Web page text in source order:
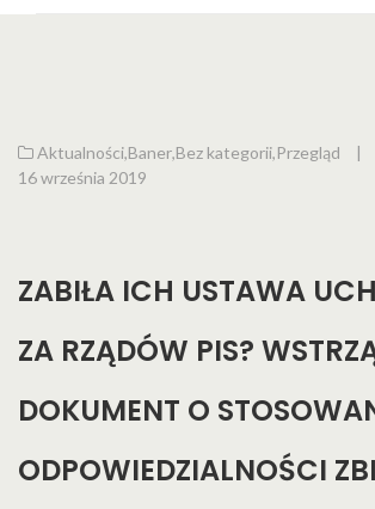
Aktualności,Baner,Bez kategorii,Przegląd
|
16 września 2019
ZABIŁA ICH USTAWA
ZA RZĄDÓW PIS?
DOKUMENT O
ODPOWIEDZIALNOŚCI